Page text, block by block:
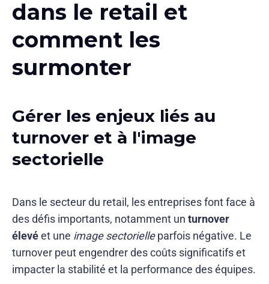
dans le retail et
comment les
surmonter
Gérer les enjeux liés au
turnover et à l'image
sectorielle
Dans le secteur du retail, les entreprises font face à
des défis importants, notamment un turnover
élevéet une image sectorielleparfois négative. Le
turnover peut engendrer des coûts significatifs et
impacter la stabilité et la performance des équipes.